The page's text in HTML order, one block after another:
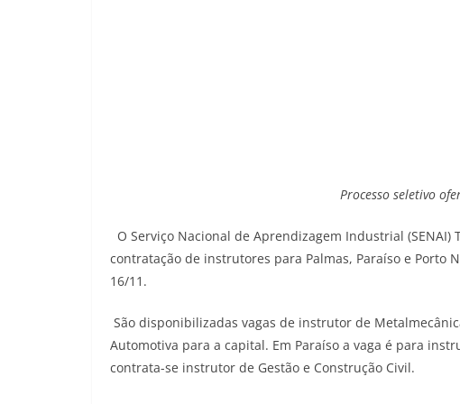
Processo seletivo
O Serviço Nacional de Aprendizagem Industrial
contratação de instrutores para Palmas, Paraíso e Porto
16/11.
São disponibilizadas vagas de instrutor de
Automotiva para a capital. Em Paraíso a vaga é para
contrata-se instrutor de Gestão e Construção Civil.